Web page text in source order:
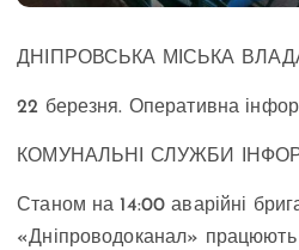
ДНІПРОВСЬКА МІСЬКА
22 березня. Оперативна
КОМУНАЛЬНІ СЛУЖБИ
Станом на 14:00 аварійні
«Дніпроводоканал» працюють